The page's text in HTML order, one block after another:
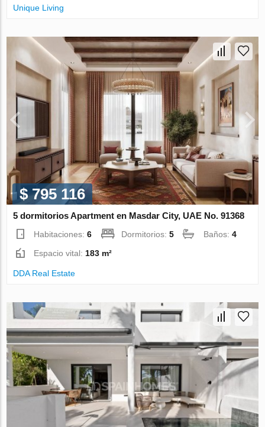
Unique Living
$ 795 116
5 dormitorios Apartment en Masdar City, UAE No. 91368
Habitaciones:6 Dormitorios:5 Baños:4
Espacio vital: 183 m²
DDA Real Estate